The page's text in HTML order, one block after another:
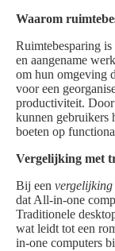
Waarom
Ruimtebesparing
en aangename
om hun omgeving
voor een
productiviteit.
kunnen gebruikers
boeten op
Vergelijking met
Bij een
dat All-in-one
Traditionele
wat leidt tot een
in-one computers